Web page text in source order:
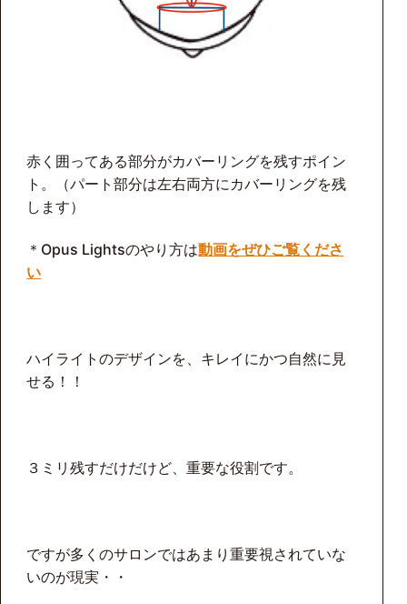
赤く囲ってある部分がカバーリングを残すポイン
ト。（パート部分は左右両方にカバーリングを残
します）
＊Opus Lightsのやり方は動画をぜひご覧くださ
い
ハイライトのデザインを、キレイにかつ自然に見
せる！！
３ミリ残すだけだけど、重要な役割です。
ですが多くのサロンではあまり重要視されていな
いのが現実・・